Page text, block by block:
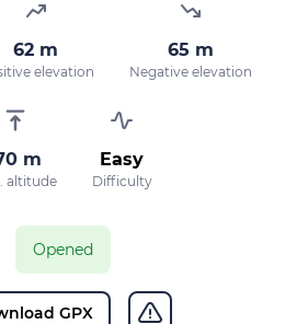
62 m
elevation
65 m
Negative elevation
m
altitude
Easy
Difficulty
Opened
GPX